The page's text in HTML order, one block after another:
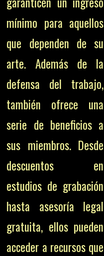
mínimo para aquellos
que dependen de su
arte. Además de la
defensa del trabajo,
también ofrece una
serie de beneficios a
sus miembros. Desde
descuentos en
estudios de grabación
hasta asesoría legal
gratuita, ellos pueden
acceder a recursos que